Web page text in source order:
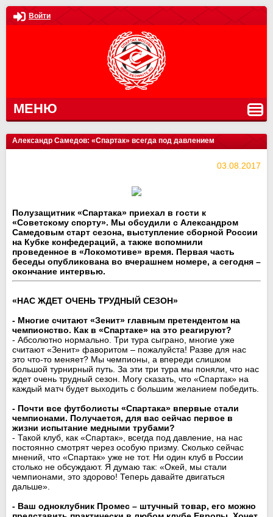
Войти
МЕНЮ
Александр Самедов: «Спартак» всегда под давлением
03.08.2017
Полузащитник «Спартака» приехал в гости к
«Советскому спорту». Мы обсудили с Александром
Самедовым старт сезона, выступление сборной России
на Кубке конфедераций, а также вспомнили
проведенное в «Локомотиве» время. Первая часть
беседы опубликована во вчерашнем номере, а сегодня –
окончание интервью.
«НАС ЖДЕТ ОЧЕНЬ ТРУДНЫЙ СЕЗОН»
- Многие считают «Зенит» главным претендентом на
чемпионство. Как в «Спартаке» на это реагируют?
- Абсолютно нормально. Три тура сыграно, многие уже
считают «Зенит» фаворитом – пожалуйста! Разве для нас
это что-то меняет? Мы чемпионы, а впереди слишком
большой турнирный путь. За эти три тура мы поняли, что нас
ждет очень трудный сезон. Могу сказать, что «Спартак» на
каждый матч будет выходить с большим желанием победить.
- Почти все футболисты «Спартака» впервые стали
чемпионами. Получается, для вас сейчас первое в
жизни испытание медными трубами?
- Такой клуб, как «Спартак», всегда под давление, на нас
постоянно смотрят через особую призму. Сколько сейчас
мнений, что «Спартак» уже не тот. Ни один клуб в России
столько не обсуждают. Я думаю так: «Окей, мы стали
чемпионами, это здорово! Теперь давайте двигаться
дальше».
- Ваш одноклубник Промес – штучный товар, его можно